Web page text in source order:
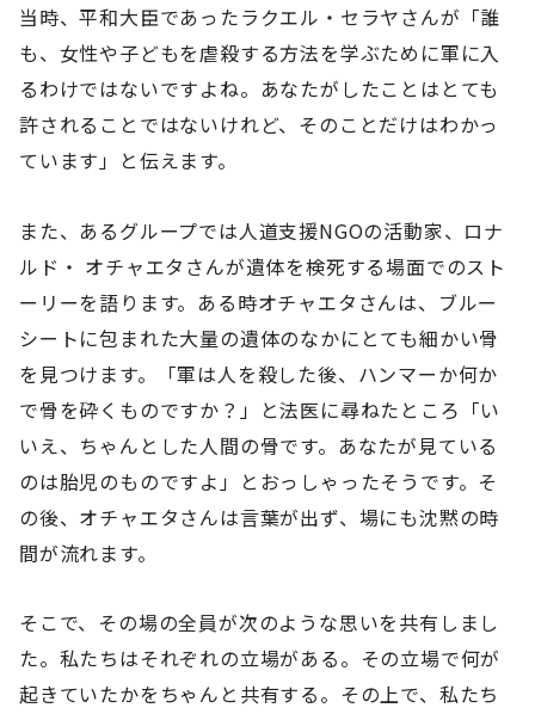
当時、平和大臣であったラクエル・セラヤさんが「誰
も、女性や子どもを虐殺する方法を学ぶために軍に入
るわけではないですよね。あなたがしたことはとても
許されることではないけれど、そのことだけはわかっ
ています」と伝えます。
また、あるグループでは人道支援NGOの活動家、ロナ
ルド・ オチャエタさんが遺体を検死する場面でのスト
ーリーを語ります。ある時オチャエタさんは、ブルー
シートに包まれた大量の遺体のなかにとても細かい骨
を見つけます。「軍は人を殺した後、ハンマーか何か
で骨を砕くものですか？」と法医に尋ねたところ「い
いえ、ちゃんとした人間の骨です。あなたが見ている
のは胎児のものですよ」とおっしゃったそうです。そ
の後、オチャエタさんは言葉が出ず、場にも沈黙の時
間が流れます。
そこで、その場の全員が次のような思いを共有しまし
た。私たちはそれぞれの立場がある。その立場で何が
起きていたかをちゃんと共有する。その上で、私たち